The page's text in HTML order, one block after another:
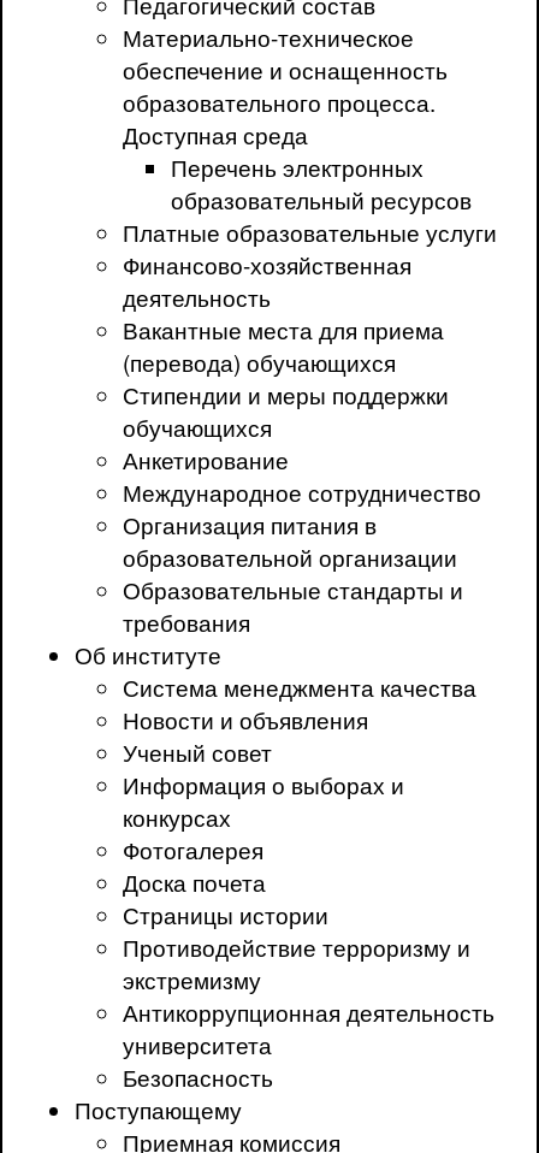
Материально-техническое
обеспечение и оснащенность
образовательного процесса.
Доступная среда
Перечень электронных
образовательный ресурсов
Платные образовательные услуги
Финансово-хозяйственная
деятельность
Вакантные места для приема
(перевода) обучающихся
Стипендии и меры поддержки
обучающихся
Анкетирование
Международное сотрудничество
Организация питания в
образовательной организации
Образовательные стандарты и
требования
Об институте
Система менеджмента качества
Новости и объявления
Ученый совет
Информация о выборах и
конкурсах
Фотогалерея
Доска почета
Страницы истории
Противодействие терроризму и
экстремизму
Антикоррупционная деятельность
университета
Безопасность
Поступающему
Приемная комиссия